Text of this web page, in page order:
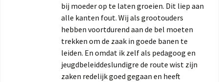
bij moeder op te laten groeien. Dit liep aan
alle kanten fout. Wij als grootouders
hebben voortdurend aan de bel moeten
trekken om de zaak in goede banen te
leiden. En omdat ik zelf als pedagoog en
jeugdbeleiddeslundigre de route wist zijn
zaken redelijk goed gegaan en heeft